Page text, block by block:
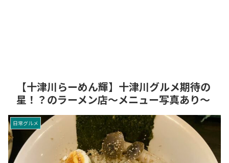
【十津川らーめん輝】十津川グルメ期待の
星！？のラーメン店～メニュー写真あり～
日常グルメ